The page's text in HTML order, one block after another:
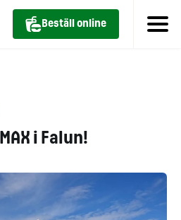
Beställ online
i Falun!